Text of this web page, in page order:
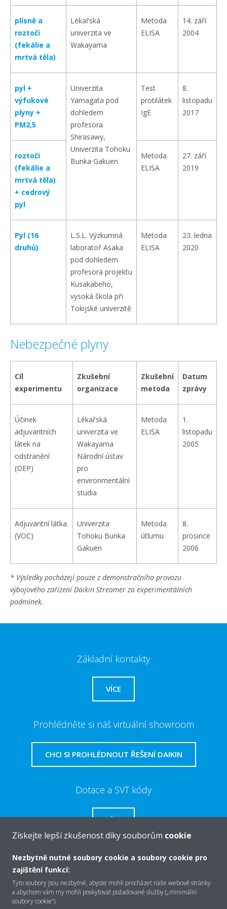
plísně a
roztoči
(fekálie a
mrtvá těla)
Lékařská
univerzita ve
Wakayama
Metoda
ELISA
14. září
2004
pyl +
výfukové
plyny +
PM2,5
Univerzita
Yamagata pod
dohledem
profesora
Shirasawy,
Univerzita Tohoku
Bunka Gakuen
Test
protilátek
IgE
8.
listopadu
2017
roztoči
(fekálie a
mrtvá těla)
+ cedrový
pyl
Metoda
ELISA
27. září
2019
Pyl (16
druhů)
L.S.L. Výzkumná
laboratoř Asaka
pod dohledem
profesora projektu
Kusakabeho,
vysoká škola při
Tokijské univerzitě
Metoda
ELISA
23. ledna
2020
Nebezpečné plyny
Cíl
experimentu
Zkušební
organizace
Zkušební
metoda
Datum
zprávy
Účinek
adjuvantních
látek na
odstranění
(DEP)
Lékařská
univerzita ve
Wakayama
Národní ústav
pro
environmentální
studia
Metoda
ELISA
1.
listopadu
2005
Adjuvantní látka
(VOC)
Univerzita
Tohoku Bunka
Gakuen
Metoda
útlumu
8.
prosince
2006
* Výsledky pocházejí pouze z demonstračního provozu
výbojového zařízení Daikin Streamer za experimentálních
podmínek.
Základní kontakty
VÍCE
Prohlédněte si náš virtuální showroom
CHCI SI PROHLÉDNOUT ŘEŠENÍ DAIKIN
Dotace a SVT kódy
VÍCE
O společnosti Daikin
Získejte lepší zkušenost díky souborům cookie
Nezbytně nutné soubory cookie a soubory cookie pro
zajištění funkcí:
Tyto soubory jsou nezbytné, abyste mohli procházet naše webové stránky
a abychom vám my mohli poskytovat požadované služby („minimální
soubory cookie“).